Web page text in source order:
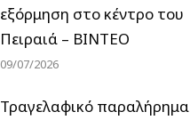
εξόρμηση στο κέντρο του
Πειραιά – ΒΙΝΤΕΟ
09/07/2026
Τραγελαφικό παραλήρημα